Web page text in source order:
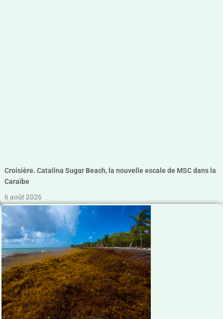
Croisière. Catalina Sugar Beach, la nouvelle escale de MSC dans la
Caraïbe
6 août 2026